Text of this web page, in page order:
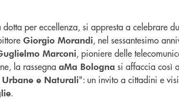
dotta per eccellenza, si appresta a celebrare
Giorgio Morandi, nel sessantesimo
Marconi, pioniere delle
la rassegna aMa Bologna si affaccia così
Urbane e Naturali": un invito a cittadini e
.